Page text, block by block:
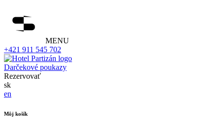
MENU
+421 911 545 702
Darčekové poukazy
Rezervovať
sk
en
Môj košík